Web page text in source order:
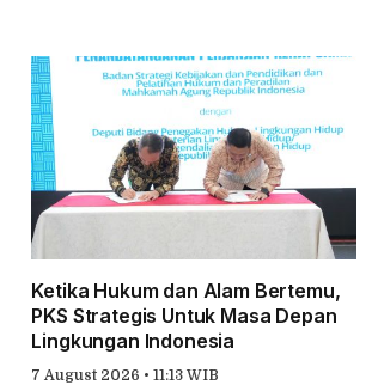
Ketika Hukum dan Alam Bertemu,
PKS Strategis Untuk Masa Depan
Lingkungan Indonesia
7 August 2026 • 11:13 WIB